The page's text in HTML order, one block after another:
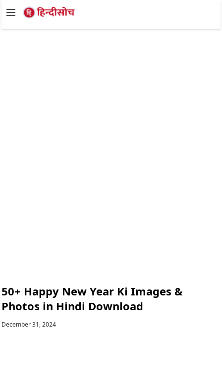
50+ Happy New Year Ki Images &
Photos in Hindi Download
December 31, 2024